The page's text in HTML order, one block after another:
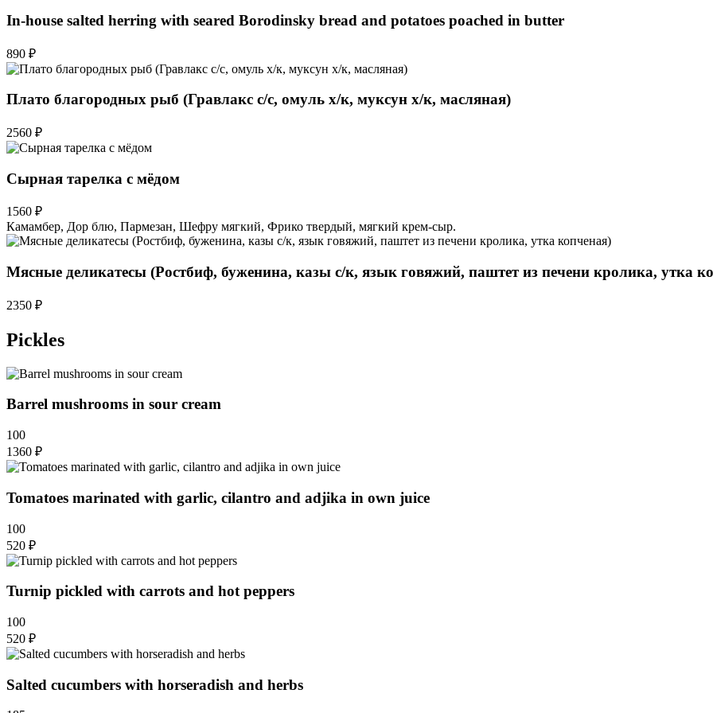
In-house salted herring with seared Borodinsky bread and potatoes poached in butter
890 ₽
Плато благородных рыб (Гравлакс с/с, омуль х/к, муксун х/к, масляная)
2560 ₽
Сырная тарелка с мёдом
1560 ₽
Камамбер, Дор блю, Пармезан, Шефру мягкий, Фрико твердый, мягкий крем-сыр.
Мясные деликатесы (Ростбиф, буженина, казы с/к, язык говяжий, паштет из печени кролика, утка
2350 ₽
Pickles
Barrel mushrooms in sour cream
100
1360 ₽
Tomatoes marinated with garlic, cilantro and adjika in own juice
100
520 ₽
Turnip pickled with carrots and hot peppers
100
520 ₽
Salted cucumbers with horseradish and herbs